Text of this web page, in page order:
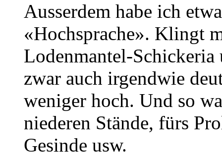
Ausserdem habe ich
«Hochsprache». Klingt
Lodenmantel-Schickeria
zwar auch irgendwie
weniger hoch. Und so
niederen Stände, fürs
Gesinde usw.